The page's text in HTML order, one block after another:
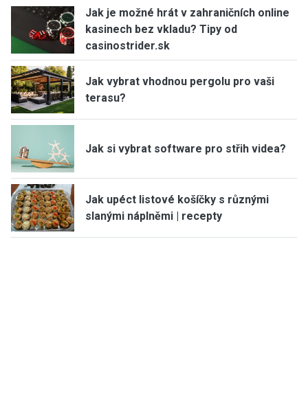
Jak je možné hrát v zahraničních online
kasinech bez vkladu? Tipy od
casinostrider.sk
Jak vybrat vhodnou pergolu pro vaši
terasu?
Jak si vybrat software pro střih videa?
Jak upéct listové košíčky s různými
slanými náplněmi | recepty